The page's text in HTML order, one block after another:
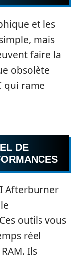
et les
mais
faire la
obsolète
qui rame
DE
Afterburner
outils vous
réel
Ils